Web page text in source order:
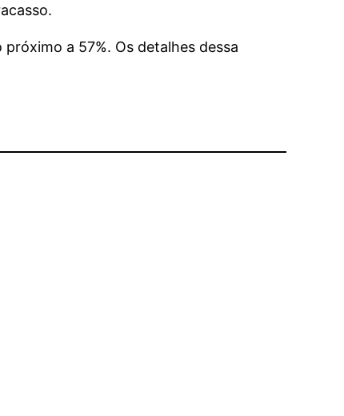
a 57%. Os detalhes dessa